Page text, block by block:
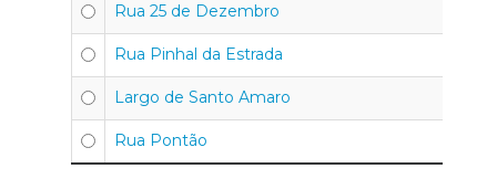
Rua 25 de Dezembro
Rua Pinhal da Estrada
Largo de Santo Amaro
Rua Pontão